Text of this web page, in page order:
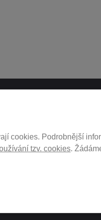
cookies. Podrobnější
tzv. cookies.